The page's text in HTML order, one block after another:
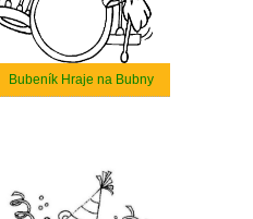
Bubeník Hraje na Bubny